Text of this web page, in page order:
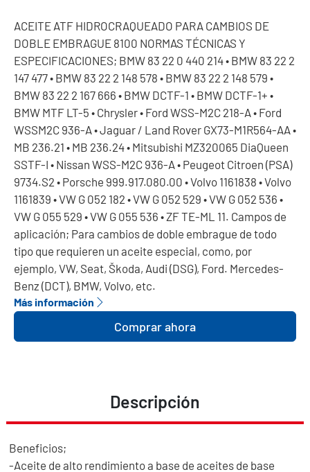
ACEITE ATF HIDROCRAQUEADO PARA CAMBIOS DE
DOBLE EMBRAGUE 8100 NORMAS TÉCNICAS Y
ESPECIFICACIONES; BMW 83 22 0 440 214 • BMW 83 22 2
147 477 • BMW 83 22 2 148 578 • BMW 83 22 2 148 579 •
BMW 83 22 2 167 666 • BMW DCTF-1 • BMW DCTF-1+ •
BMW MTF LT-5 • Chrysler • Ford WSS-M2C 218-A • Ford
WSSM2C 936-A • Jaguar / Land Rover GX73-M1R564-AA •
MB 236.21 • MB 236.24 • Mitsubishi MZ320065 DiaQueen
SSTF-I • Nissan WSS-M2C 936-A • Peugeot Citroen (PSA)
9734.S2 • Porsche 999.917.080.00 • Volvo 1161838 • Volvo
1161839 • VW G 052 182 • VW G 052 529 • VW G 052 536 •
VW G 055 529 • VW G 055 536 • ZF TE-ML 11. Campos de
aplicación; Para cambios de doble embrague de todo
tipo que requieren un aceite especial, como, por
ejemplo, VW, Seat, Škoda, Audi (DSG), Ford. Mercedes-
Benz (DCT), BMW, Volvo, etc.
Más información
Comprar ahora
Descripción
Beneficios;
-Aceite de alto rendimiento a base de aceites de base